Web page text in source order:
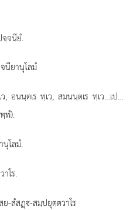
จนียํ.
นียานุโลมํ
อนนฺตเร ทฺเว, สมนนฺตเร ทฺเว…เป…
พํ).
โลมํ.
โร.
-สํสฏฺ-สมฺปยุตฺตวาโร